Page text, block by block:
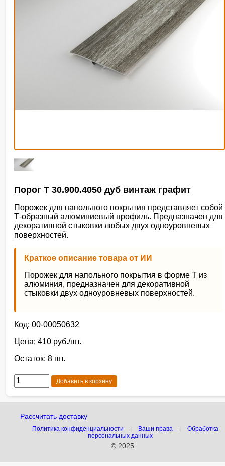
Порог Т 30.900.4050 дуб винтаж графит
Порожек для напольного покрытия представляет собой
Т-образный алюминиевый профиль. Предназначен для
декоративной стыковки любых двух одноуровневых
поверхностей.
Краткое описание товара от ИИ
Порожек для напольного покрытия в форме Т из
алюминия, предназначен для декоративной
стыковки двух одноуровневых поверхностей.
Код: 00-00050632
Цена: 410 руб./шт.
Остаток: 8 шт.
Добавить в корзину
Рассчитать доставку
Политика конфиденциальности Ваши права
Обработка
персональных данных
© 2025